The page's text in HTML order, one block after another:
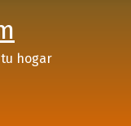
hogar